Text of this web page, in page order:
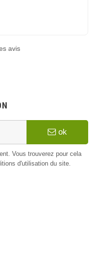
avis
ok
Vous trouverez pour cela
d'utilisation du site.